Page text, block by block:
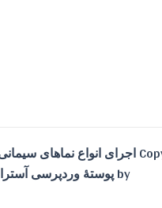
byپوستهٔ وردپرسی آسترا